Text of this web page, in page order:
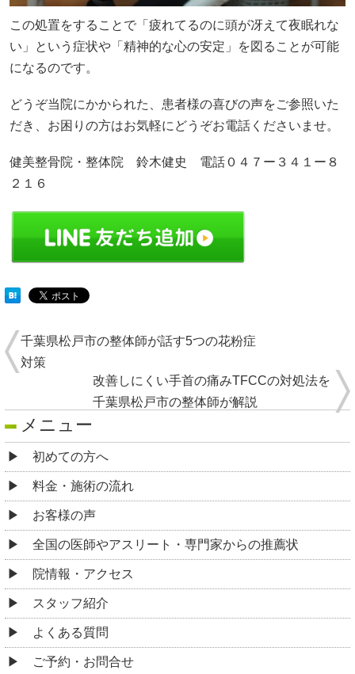
この処置をすることで「疲れてるのに頭が冴えて夜眠れな
い」という症状や「精神的な心の安定」を図ることが可能
になるのです。
どうぞ当院にかかられた、患者様の喜びの声をご参照いた
だき、お困りの方はお気軽にどうぞお電話くださいませ。
健美整骨院・整体院 鈴木健史 電話０４７ー３４１ー８
２１６
千葉県松戸市の整体師が話す5つの花粉症
対策
改善しにくい手首の痛みTFCCの対処法を
千葉県松戸市の整体師が解説
メニュー
初めての方へ
料金・施術の流れ
お客様の声
全国の医師やアスリート・専門家からの推薦状
院情報・アクセス
スタッフ紹介
よくある質問
ご予約・お問合せ